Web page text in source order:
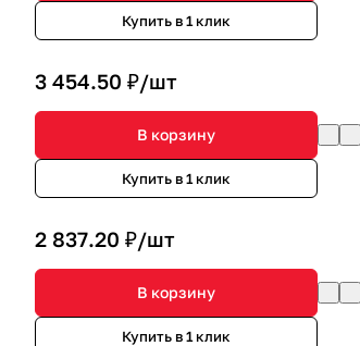
Купить в 1 клик
3 454.50 ₽/шт
В корзину
Купить в 1 клик
2 837.20 ₽/шт
В корзину
Купить в 1 клик